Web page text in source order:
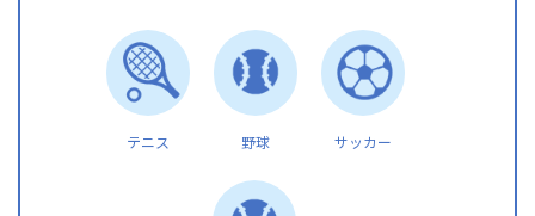
テニス 野球 サッカー